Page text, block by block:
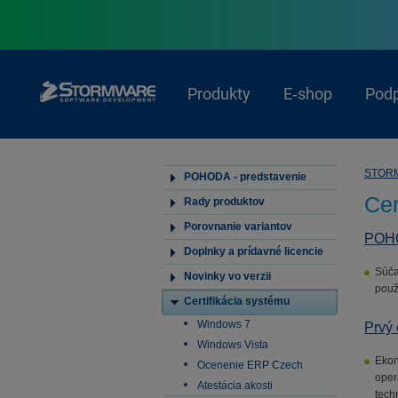
Produkty E‑shop
POHODA - predstavenie
Rady produktov
Porovnanie variantov
Doplnky a prídavné licencie
Novinky vo verzii
Certifikácia systému
Windows 7
Windows Vista
Ocenenie ERP Czech
Atestácia akosti